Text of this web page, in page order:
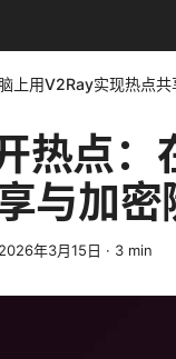
上用V2Ray实现热点
热点：
与加
2026年3月15日 · 3 min